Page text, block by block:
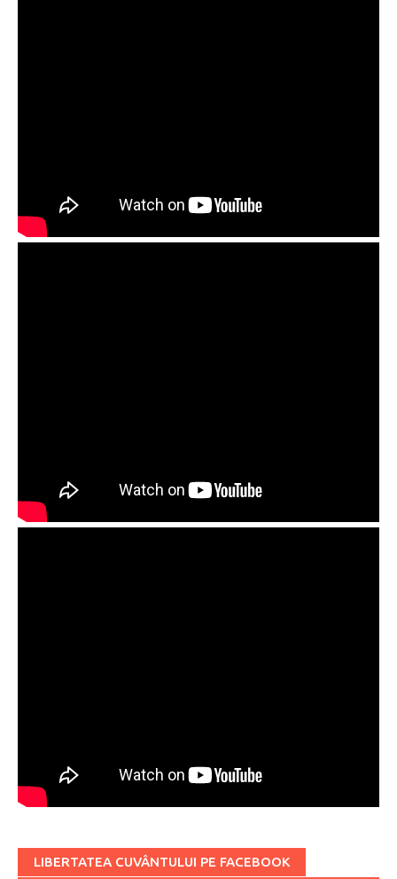
LIBERTATEA CUVÂNTULUI PE FACEBOOK